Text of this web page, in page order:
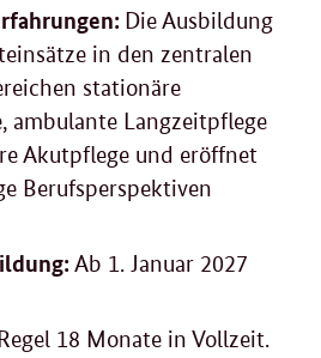
Die Ausbildung
in den zentralen
stationäre
ambulante Langzeitpflege
Akutpflege und eröffnet
Berufsperspektiven
Ab 1. Januar 2027
18 Monate in Vollzeit.